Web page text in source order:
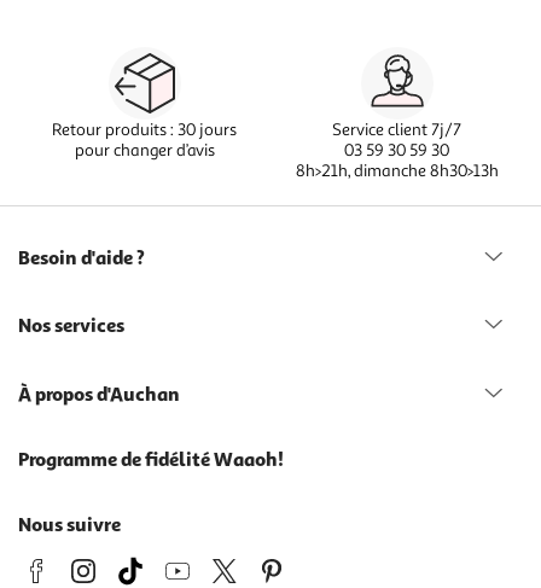
Retour produits : 30 jours
pour changer d’avis
Service client 7j/7
03 59 30 59 30
8h>21h, dimanche 8h30>13h
Besoin d'aide ?
Nos services
À propos d'Auchan
Programme de fidélité Waaoh!
Nous suivre